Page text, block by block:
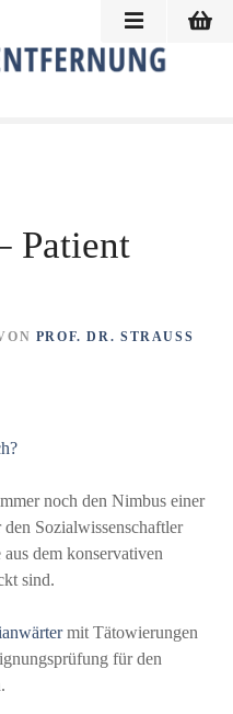
Patient
PROF. DR. STRAUSS
noch den Nimbus einer
Sozialwissenschaftler
dem konservativen
sind.
mit Tätowierungen
für den